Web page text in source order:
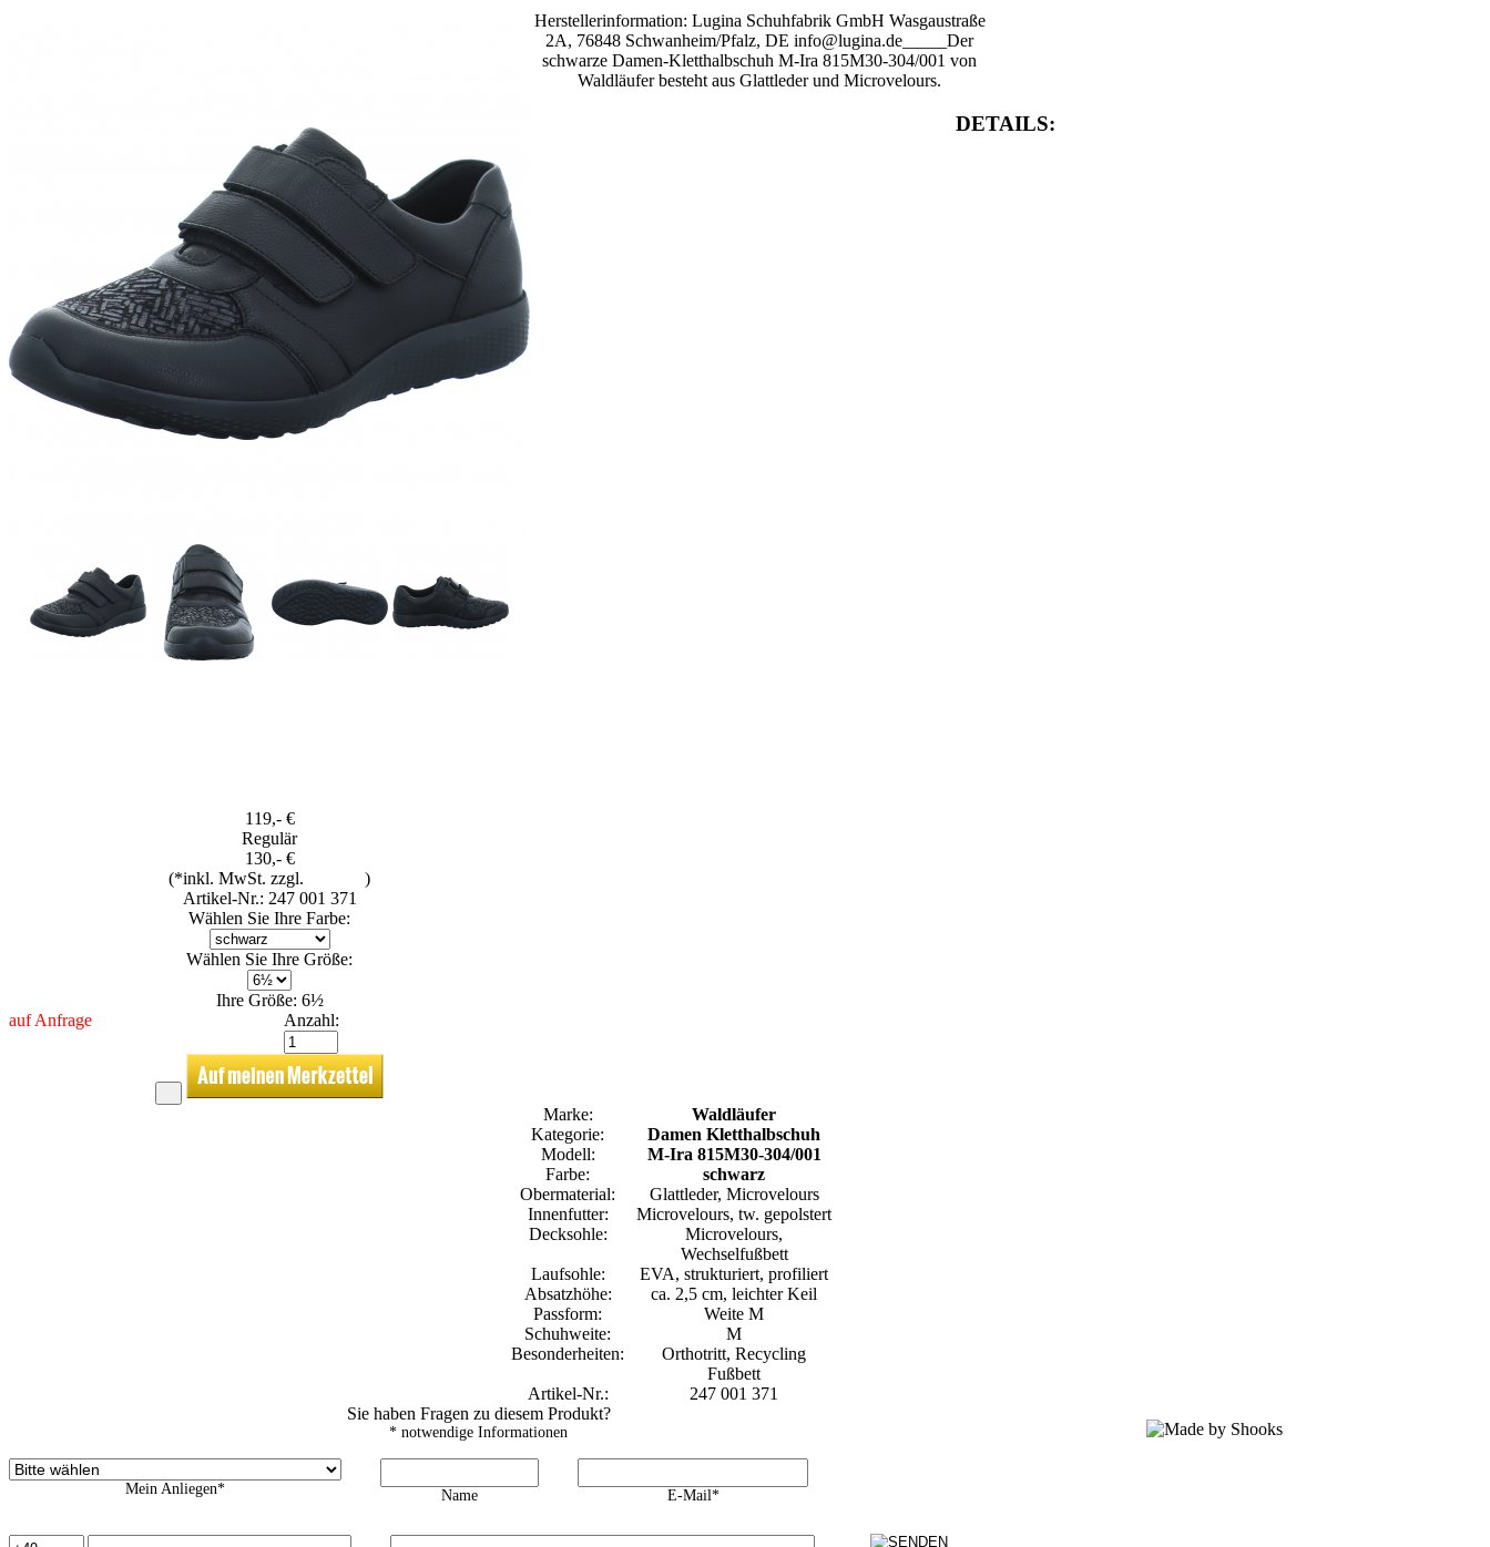
119,- €
Regulär
130,- €
(*inkl. MwSt. zzgl.
)
Artikel-Nr.: 247 001 371
Wählen Sie Ihre Farbe:
Wählen Sie Ihre Größe:
Ihre Größe: 6½
auf Anfrage
Anzahl:
Herstellerinformation: Lugina Schuhfabrik GmbH Wasgaustraße
2A, 76848 Schwanheim/Pfalz, DE info@lugina.de_____Der
schwarze Damen-Kletthalbschuh M-Ira 815M30-304/001 von
Waldläufer besteht aus Glattleder und Microvelours.
DETAILS:
Marke:
Waldläufer
Kategorie:
Damen Kletthalbschuh
Modell:
M-Ira 815M30-304/001
Farbe:
schwarz
Obermaterial:
Glattleder, Microvelours
Innenfutter:
Microvelours, tw. gepolstert
Decksohle:
Microvelours,
Wechselfußbett
Laufsohle:
EVA, strukturiert, profiliert
Absatzhöhe:
ca. 2,5 cm, leichter Keil
Passform:
Weite M
Schuhweite:
M
Besonderheiten:
Orthotritt, Recycling
Fußbett
Artikel-Nr.:
247 001 371
Sie haben Fragen zu diesem Produkt?
* notwendige Informationen
Mein Anliegen* Name E-Mail*